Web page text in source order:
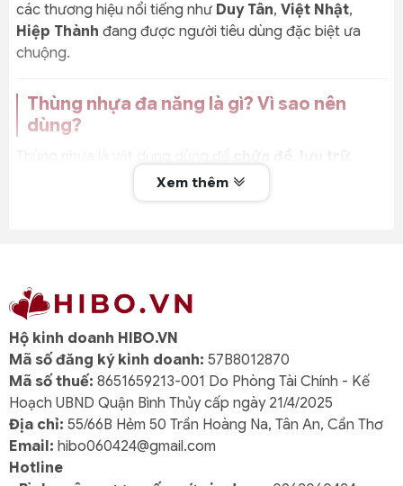
các thương hiệu nổi tiếng như Duy Tân, Việt Nhật,
Hiệp Thành đang được người tiêu dùng đặc biệt ưa
chuộng.
Thùng nhựa đa năng là gì? Vì sao nên
dùng?
các loại vật dụng, thực phẩm, nước,
Trọng lượng nhẹ nhưng chắc chắn
Có nắp đậy kín, bảo vệ vật dụng bên trong
Dễ vệ sinh, tái sử dụng nhiều lần
Đa dạng kích thước và mục đích sử dụng
Chất liệu nhựa PP nguyên sinh – An toàn
Xem thêm
Hộ kinh doanh HIBO.VN
Mã số đăng ký kinh doanh: 57B8012870
Mã số thuế: 8651659213-001 Do Phòng Tài Chính - Kế
Hoạch UBND Quận Bình Thủy cấp ngày 21/4/2025
Địa chỉ: 55/66B Hẻm 50 Trần Hoàng Na, Tân An, Cần Thơ
Email: hibo060424@gmail.com
Hotline